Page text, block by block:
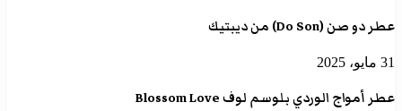
عطر دو صن (Do Son) من ديبتيك
31 مايو، 2025
عطر أمواج الوردي بلوسم لوف Blossom Love